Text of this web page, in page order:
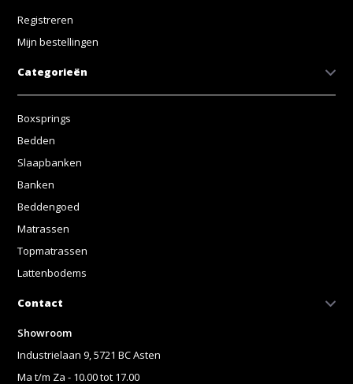
Registreren
Mijn bestellingen
Categorieën
Boxsprings
Bedden
Slaapbanken
Banken
Beddengoed
Matrassen
Topmatrassen
Lattenbodems
Contact
Showroom
Industrielaan 9, 5721 BC Asten
Ma t/m Za - 10.00 tot 17.00